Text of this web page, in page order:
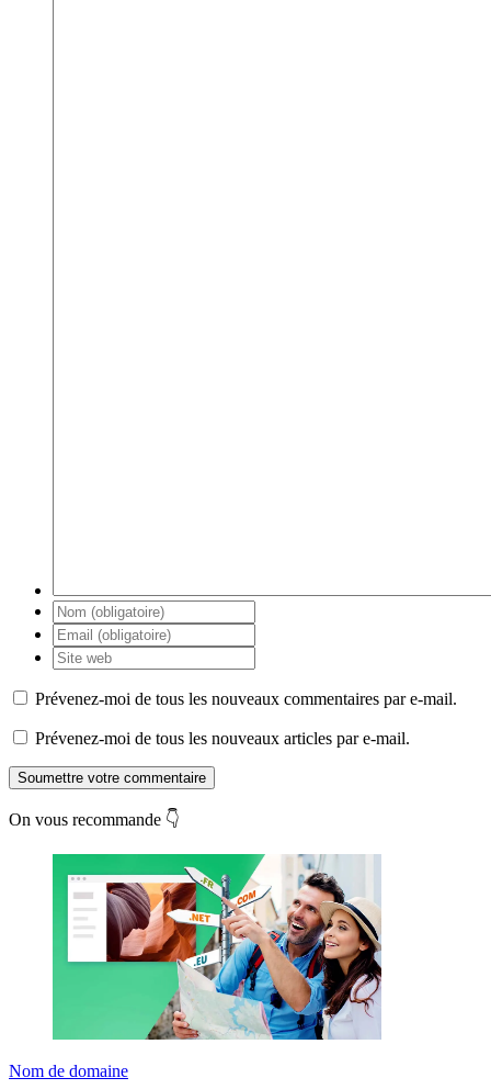
Prévenez-moi de tous les nouveaux commentaires par e-mail.
Prévenez-moi de tous les nouveaux articles par e-mail.
Soumettre votre commentaire
On vous recommande 👇
Nom de domaine